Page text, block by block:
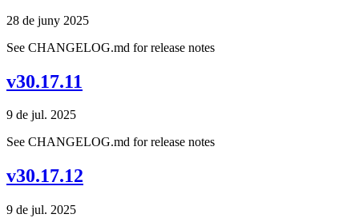
28 de juny 2025
See CHANGELOG.md for release notes
v30.17.11
9 de jul. 2025
See CHANGELOG.md for release notes
v30.17.12
9 de jul. 2025